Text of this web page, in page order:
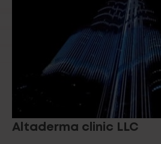
Altaderma clinic LLC